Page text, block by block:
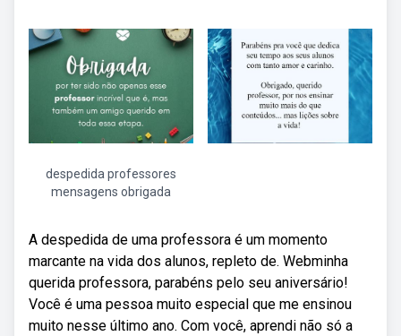
despedida professores
mensagens obrigada
A despedida de uma professora é um momento
marcante na vida dos alunos, repleto de. Webminha
querida professora, parabéns pelo seu aniversário!
Você é uma pessoa muito especial que me ensinou
muito nesse último ano. Com você, aprendi não só a